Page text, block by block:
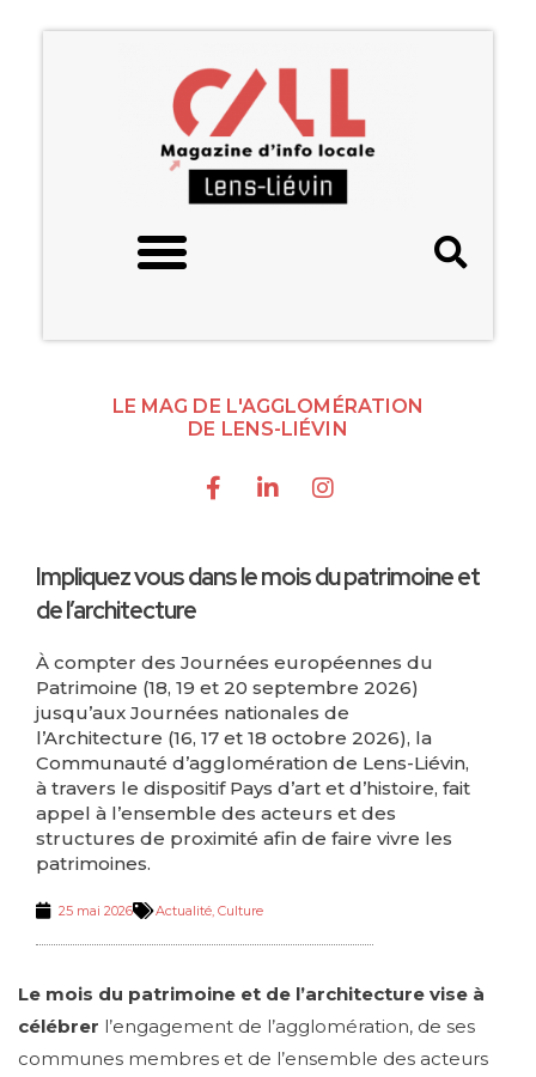
LE MAG DE L'AGGLOMÉRATION
DE LENS-LIÉVIN
Impliquez vous dans le mois du patrimoine et
de l’architecture
À compter des Journées européennes du
Patrimoine (18, 19 et 20 septembre 2026)
jusqu’aux Journées nationales de
l’Architecture (16, 17 et 18 octobre 2026), la
Communauté d’agglomération de Lens-Liévin,
à travers le dispositif Pays d’art et d’histoire, fait
appel à l’ensemble des acteurs et des
structures de proximité afin de faire vivre les
patrimoines.
25 mai 2026 Actualité, Culture
Le mois du patrimoine et de l’architecture vise à
célébrer l’engagement de l’agglomération, de ses
communes membres et de l’ensemble des acteurs